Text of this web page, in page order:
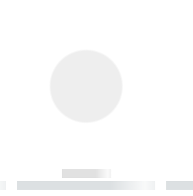
------------
----------- ----------- ----------